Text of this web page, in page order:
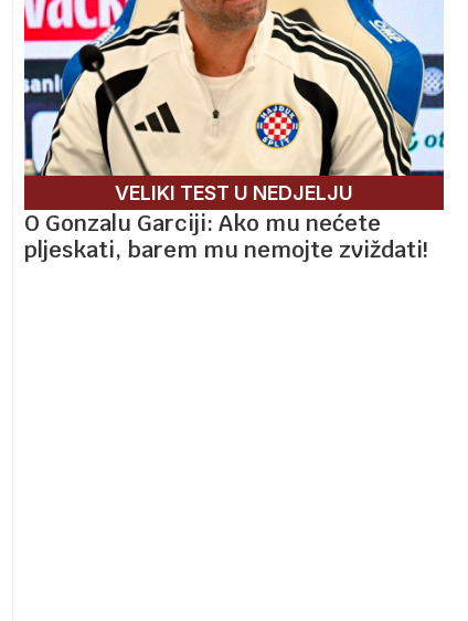
VELIKI TEST U NEDJELJU
O Gonzalu Garciji: Ako mu nećete
pljeskati, barem mu nemojte zviždati!